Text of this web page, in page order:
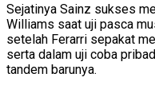
Sejatinya Sainz sukses
Williams saat uji pasca
setelah Ferarri sepakat
serta dalam uji coba
tandem barunya.